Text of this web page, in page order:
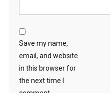
Save my name,
email, and website
in this browser for
the next time I